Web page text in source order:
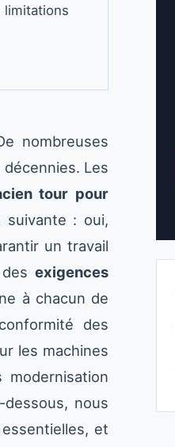
limitations
nombreuses
Les
tour pour
: oui,
un travail
desexigences
à chacun de
des
les machines
nous
et